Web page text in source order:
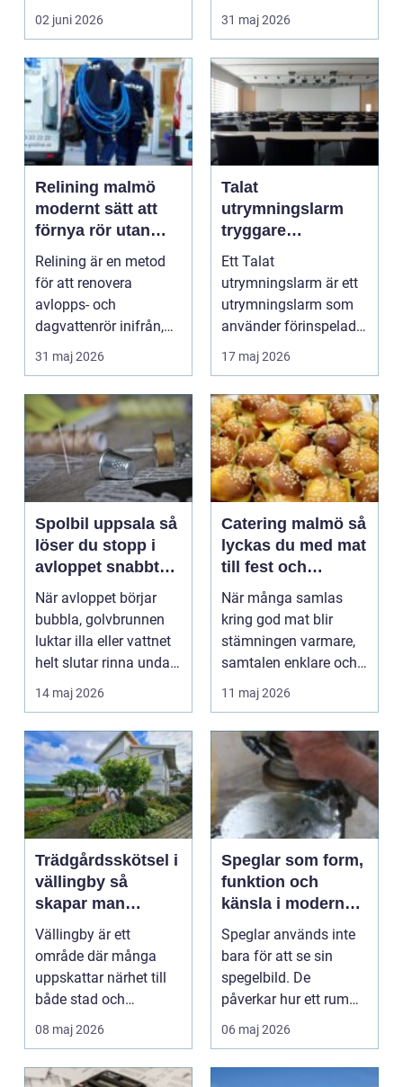
Från trendiga inne...
02 juni 2026
fungera. Maskiner,
transfo...
31 maj 2026
Relining malmö
modernt sätt att
förnya rör utan
stambyte
Relining är en metod
för att renovera
avlopps- och
dagvattenrör inifrån,
utan att byta ut hela
rörsy...
31 maj 2026
Talat
utrymningslarm
tryggare
utrymning med
tydliga
röstmeddelanden
Ett Talat
utrymningslarm är ett
utrymningslarm som
använder förinspelade
eller direktsända
röstmedde...
17 maj 2026
Spolbil uppsala så
löser du stopp i
avloppet snabbt
och säkert
När avloppet börjar
bubbla, golvbrunnen
luktar illa eller vattnet
helt slutar rinna undan
behövs hjä...
14 maj 2026
Catering malmö så
lyckas du med mat
till fest och
företagsevent
När många samlas
kring god mat blir
stämningen varmare,
samtalen enklare och
minnena starkare. För
11 maj 2026
Trädgårdsskötsel i
vällingby så
skapar man
hållbara och
trivsamma gårdar
Vällingby är ett
område där många
uppskattar närhet till
både stad och
grönska. Innergårdar,
radhust...
08 maj 2026
Speglar som form,
funktion och
känsla i modern
inredning
Speglar används inte
bara för att se sin
spegelbild. De
påverkar hur ett rum
upplevs, hur ljus rör s...
06 maj 2026